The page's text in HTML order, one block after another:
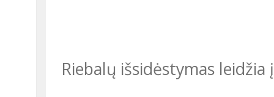
Riebalų išsidėstymas